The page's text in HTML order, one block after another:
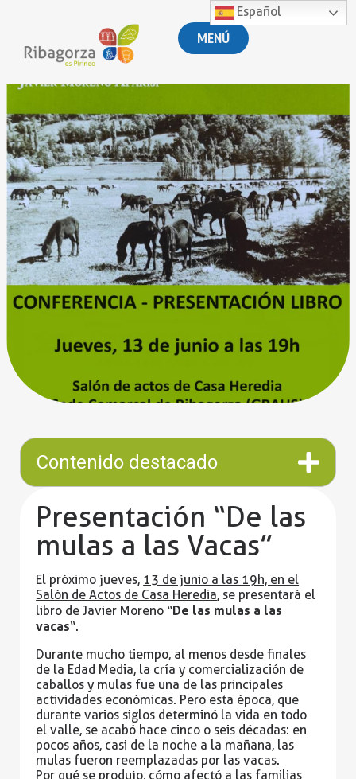
MENÚ
Contenido destacado
Presentación “De las
mulas a las Vacas”
El próximo jueves, 13 de junio a las 19h, en el
Salón de Actos de Casa Heredia, se presentará el
libro de Javier Moreno “De las mulas a las
vacas“.
Durante mucho tiempo, al menos desde finales
de la Edad Media, la cría y comercialización de
caballos y mulas fue una de las principales
actividades económicas. Pero esta época, que
durante varios siglos determinó la vida en todo
el valle, se acabó hace cinco o seis décadas: en
pocos años, casi de la noche a la mañana, las
mulas fueron reemplazadas por las vacas.
Por qué se produjo, cómo afectó a las familias
Español